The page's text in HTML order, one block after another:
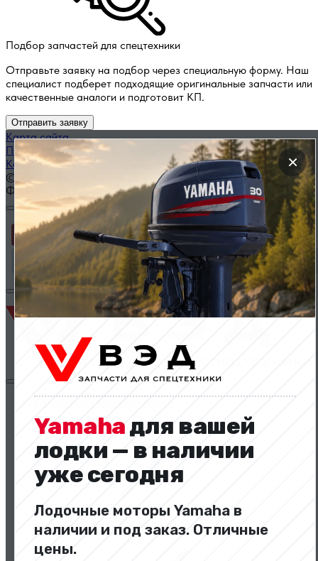
Подбор запчастей для спецтехники
Отправьте заявку на подбор через специальную форму. Наш
специалист подберет подходящие оригинальные запчасти или
качественные аналоги и подготовит КП.
Отправить заявку
×
Yamahaдля вашей
лодки — в наличии
уже сегодня
Лодочные моторы Yamaha в
наличии и под заказ. Отличные
цены.
Карта сайта
Политика конфиденциальности
Каталог запчастей по названию
© 2014 — 2026 ООО «ВЭД»
Фильтр
Применить
Сбросить фильтр
Двигатели и комплектующие